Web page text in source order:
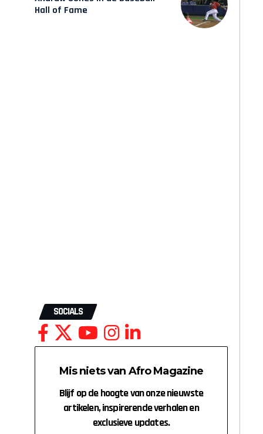
Hall of Fame
SOCIALS
Mis niets van Afro Magazine
Blijf op de hoogte van onze nieuwste
artikelen, inspirerende verhalen en
exclusieve updates.